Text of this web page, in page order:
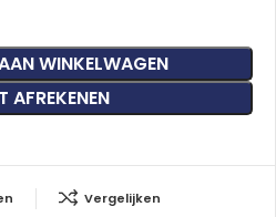
WINKELWAGEN
AFREKENEN
Vergelijken